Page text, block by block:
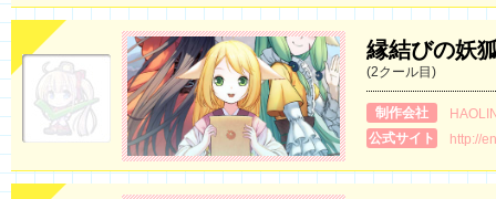
縁結びの妖
(2クール目)
制作会社
公式サイト
http://